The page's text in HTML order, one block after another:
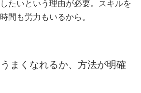
たいという理由が必要。スキルを
間も労力もいるから。
まくなれるか、方法が明確